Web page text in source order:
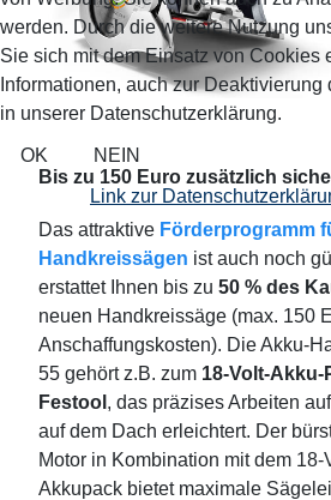
Bis zu 150 Euro zusätzlich
Das attraktive Förderprogramm
Handkreissägen ist auch noch
erstattet Ihnen bis zu 50 % des
neuen Handkreissäge (max. 150
Anschaffungskosten). Die Akku-
55 gehört z.B. zum 18-Volt-
Festool , das präzises Arbeiten
auf dem Dach erleichtert. Der
Motor in Kombination mit dem 18-
Akkupack bietet maximale
werden. Durch die weitere Nutzung
Sie sich mit dem Einsatz von Cookies
Informationen, auch zur
in unserer Datenschutzerklärung.
OK NEIN
Link zur